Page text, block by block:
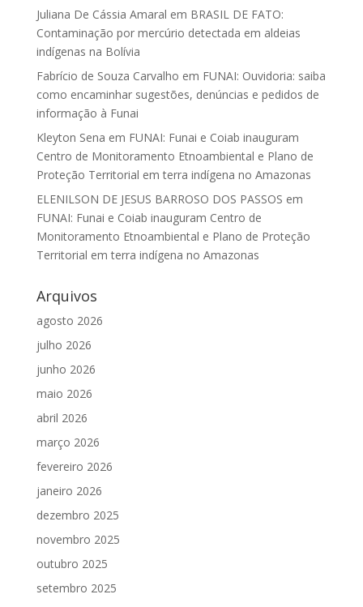
Juliana De Cássia Amaral em BRASIL DE FATO:
Contaminação por mercúrio detectada em aldeias
indígenas na Bolívia
Fabrício de Souza Carvalho em FUNAI: Ouvidoria: saiba
como encaminhar sugestões, denúncias e pedidos de
informação à Funai
Kleyton Sena em FUNAI: Funai e Coiab inauguram
Centro de Monitoramento Etnoambiental e Plano de
Proteção Territorial em terra indígena no Amazonas
ELENILSON DE JESUS BARROSO DOS PASSOS em
FUNAI: Funai e Coiab inauguram Centro de
Monitoramento Etnoambiental e Plano de Proteção
Territorial em terra indígena no Amazonas
Arquivos
agosto 2026
julho 2026
junho 2026
maio 2026
abril 2026
março 2026
fevereiro 2026
janeiro 2026
dezembro 2025
novembro 2025
outubro 2025
setembro 2025